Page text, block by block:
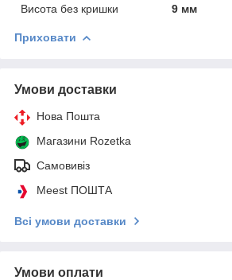
Висота без кришки
9 мм
Приховати
Умови доставки
Нова Пошта
Магазини Rozetka
Самовивіз
Meest ПОШТА
Всі умови доставки
Умови оплати